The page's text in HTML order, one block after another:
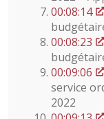
00:08:14
00:08:23
00:09:06
service
2022